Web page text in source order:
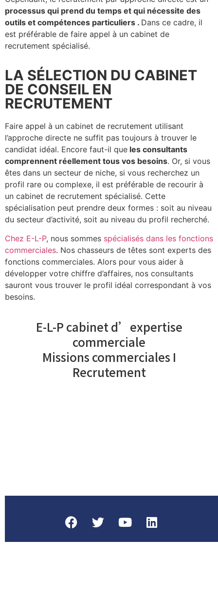
processus qui prend du temps et qui nécessite des
outils et compétences particuliers . Dans ce cadre, il
est préférable de faire appel à un cabinet de
recrutement spécialisé.
LA SÉLECTION DU CABINET
DE CONSEIL EN
RECRUTEMENT
Faire appel à un cabinet de recrutement utilisant
l’approche directe ne suffit pas toujours à trouver le
candidat idéal. Encore faut-il que les consultants
comprennent réellement tous vos besoins. Or, si vous
êtes dans un secteur de niche, si vous recherchez un
profil rare ou complexe, il est préférable de recourir à
un cabinet de recrutement spécialisé. Cette
spécialisation peut prendre deux formes : soit au niveau
du secteur d’activité, soit au niveau du profil recherché.
Chez E-L-P, nous sommes spécialisés dans les fonctions
commerciales. Nos chasseurs de têtes sont experts des
fonctions commerciales. Alors pour vous aider à
développer votre chiffre d’affaires, nos consultants
sauront vous trouver le profil idéal correspondant à vos
besoins.
E-L-P cabinet d’expertise
commerciale
Missions commerciales I
Recrutement